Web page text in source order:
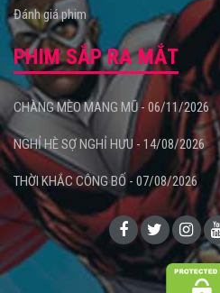
Đánh giá phim
PHIM SẮP RA MẮT
CHÀNG MÈO MANG MŨ - 06/11/2026
NGHỈ HÈ SỢ NGHỈ HƯU - 14/08/2026
THỜI KHẮC CÔNG BỐ - 07/08/2026